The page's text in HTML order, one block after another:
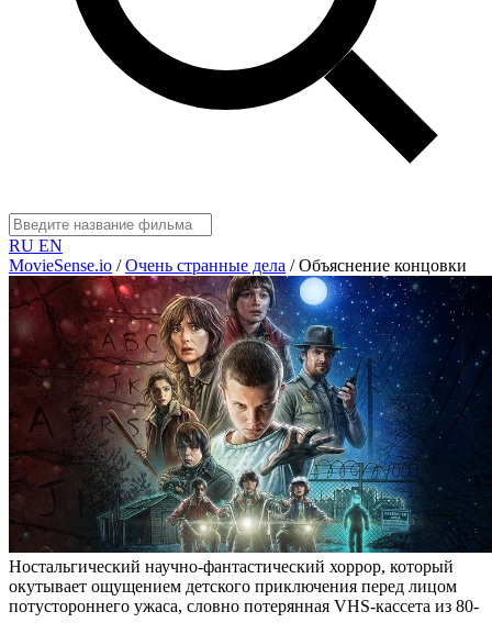
RU EN
MovieSense.io / Очень странные дела / Объяснение концовки
Ностальгический научно-фантастический хоррор, который
окутывает ощущением детского приключения перед лицом
потустороннего ужаса, словно потерянная VHS-кассета из 80-